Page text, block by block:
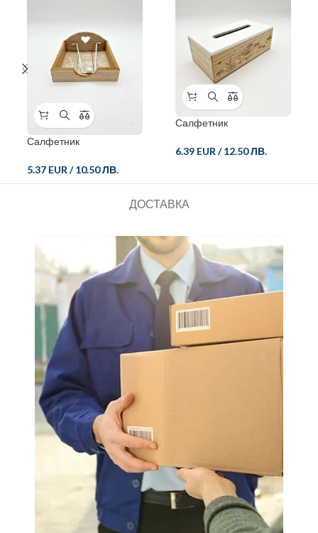
Салфетник
5.37 EUR /10.50 ЛВ.
Салфетник
6.39 EUR /12.50 ЛВ.
ДОСТАВКА